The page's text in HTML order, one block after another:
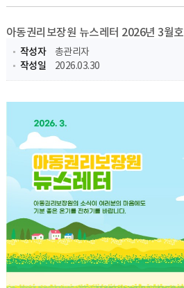
아동권리보장원 뉴스레터 2026년 3월호​
작성자 총관리자
작성일 2026.03.30